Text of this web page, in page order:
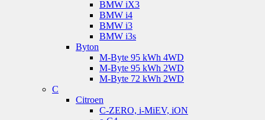
BMW iX3
BMW i4
BMW i3
BMW i3s
Byton
M-Byte 95 kWh 4WD
M-Byte 95 kWh 2WD
M-Byte 72 kWh 2WD
C
Citroen
C-ZERO, i-MiEV, iON